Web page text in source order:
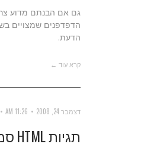
גם אם הבנתם מדוע
הדפדפנים שמצויים
הדעת.
קרא עוד ←
דצמבר 24, 2008 11:26 AM
תגיות HTML סמנטי שלא הכרתם